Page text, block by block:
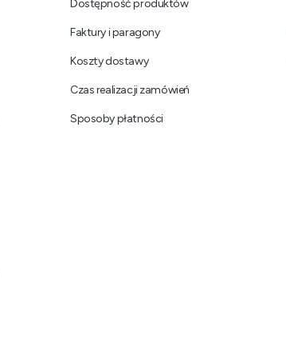
Dostępność produktów
Faktury i paragony
Koszty dostawy
Czas realizacji zamówień
Sposoby płatności